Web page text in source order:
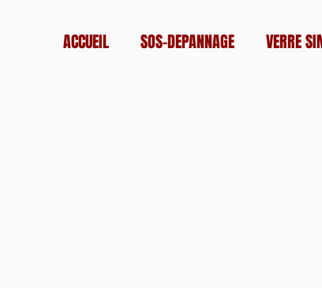
ACCUEIL SOS-DEPANNAGE VERRE